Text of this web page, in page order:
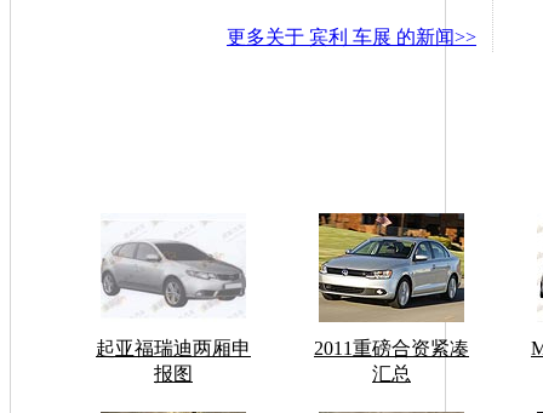
更多关于 宾利 车展 的新闻>>
起亚福瑞迪两厢申
报图
2011重磅合资紧凑
汇总